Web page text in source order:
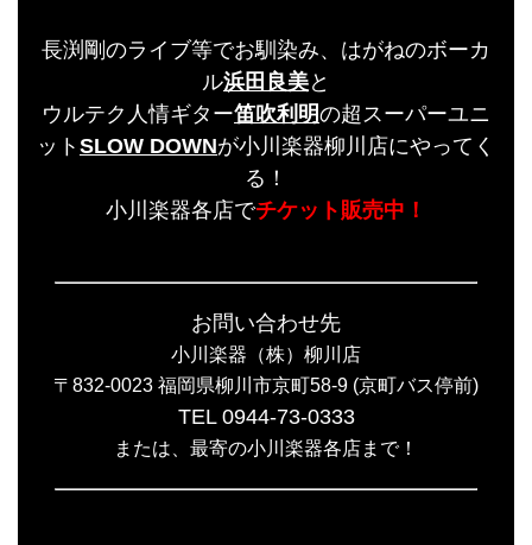
長渕剛のライブ等でお馴染み、はがねのボーカ
ル浜田良美と
ウルテク人情ギター笛吹利明の超スーパーユニ
ット SLOW DOWNが小川楽器柳川店にやってく
る！
小川楽器各店でチケット販売中！
お問い合わせ先
小川楽器（株）柳川店
〒832-0023 福岡県柳川市京町58-9 (京町バス停前)
TEL 0944-73-0333
または、最寄の小川楽器各店まで！